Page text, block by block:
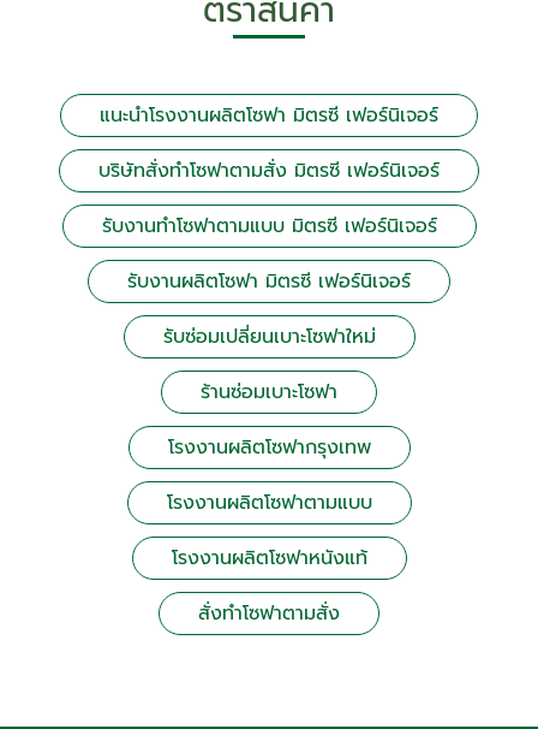
แนะนำโรงงานผลิตโซฟา มิตรซี เฟอร์นิเจอร์
บริษัทสั่งทำโซฟาตามสั่ง มิตรซี เฟอร์นิเจอร์
รับงานทำโซฟาตามแบบ มิตรซี เฟอร์นิเจอร์
รับงานผลิตโซฟา มิตรซี เฟอร์นิเจอร์
รับซ่อมเปลี่ยนเบาะโซฟาใหม่
ร้านซ่อมเบาะโซฟา
โรงงานผลิตโซฟากรุงเทพ
โรงงานผลิตโซฟาตามแบบ
โรงงานผลิตโซฟาหนังแท้
สั่งทำโซฟาตามสั่ง